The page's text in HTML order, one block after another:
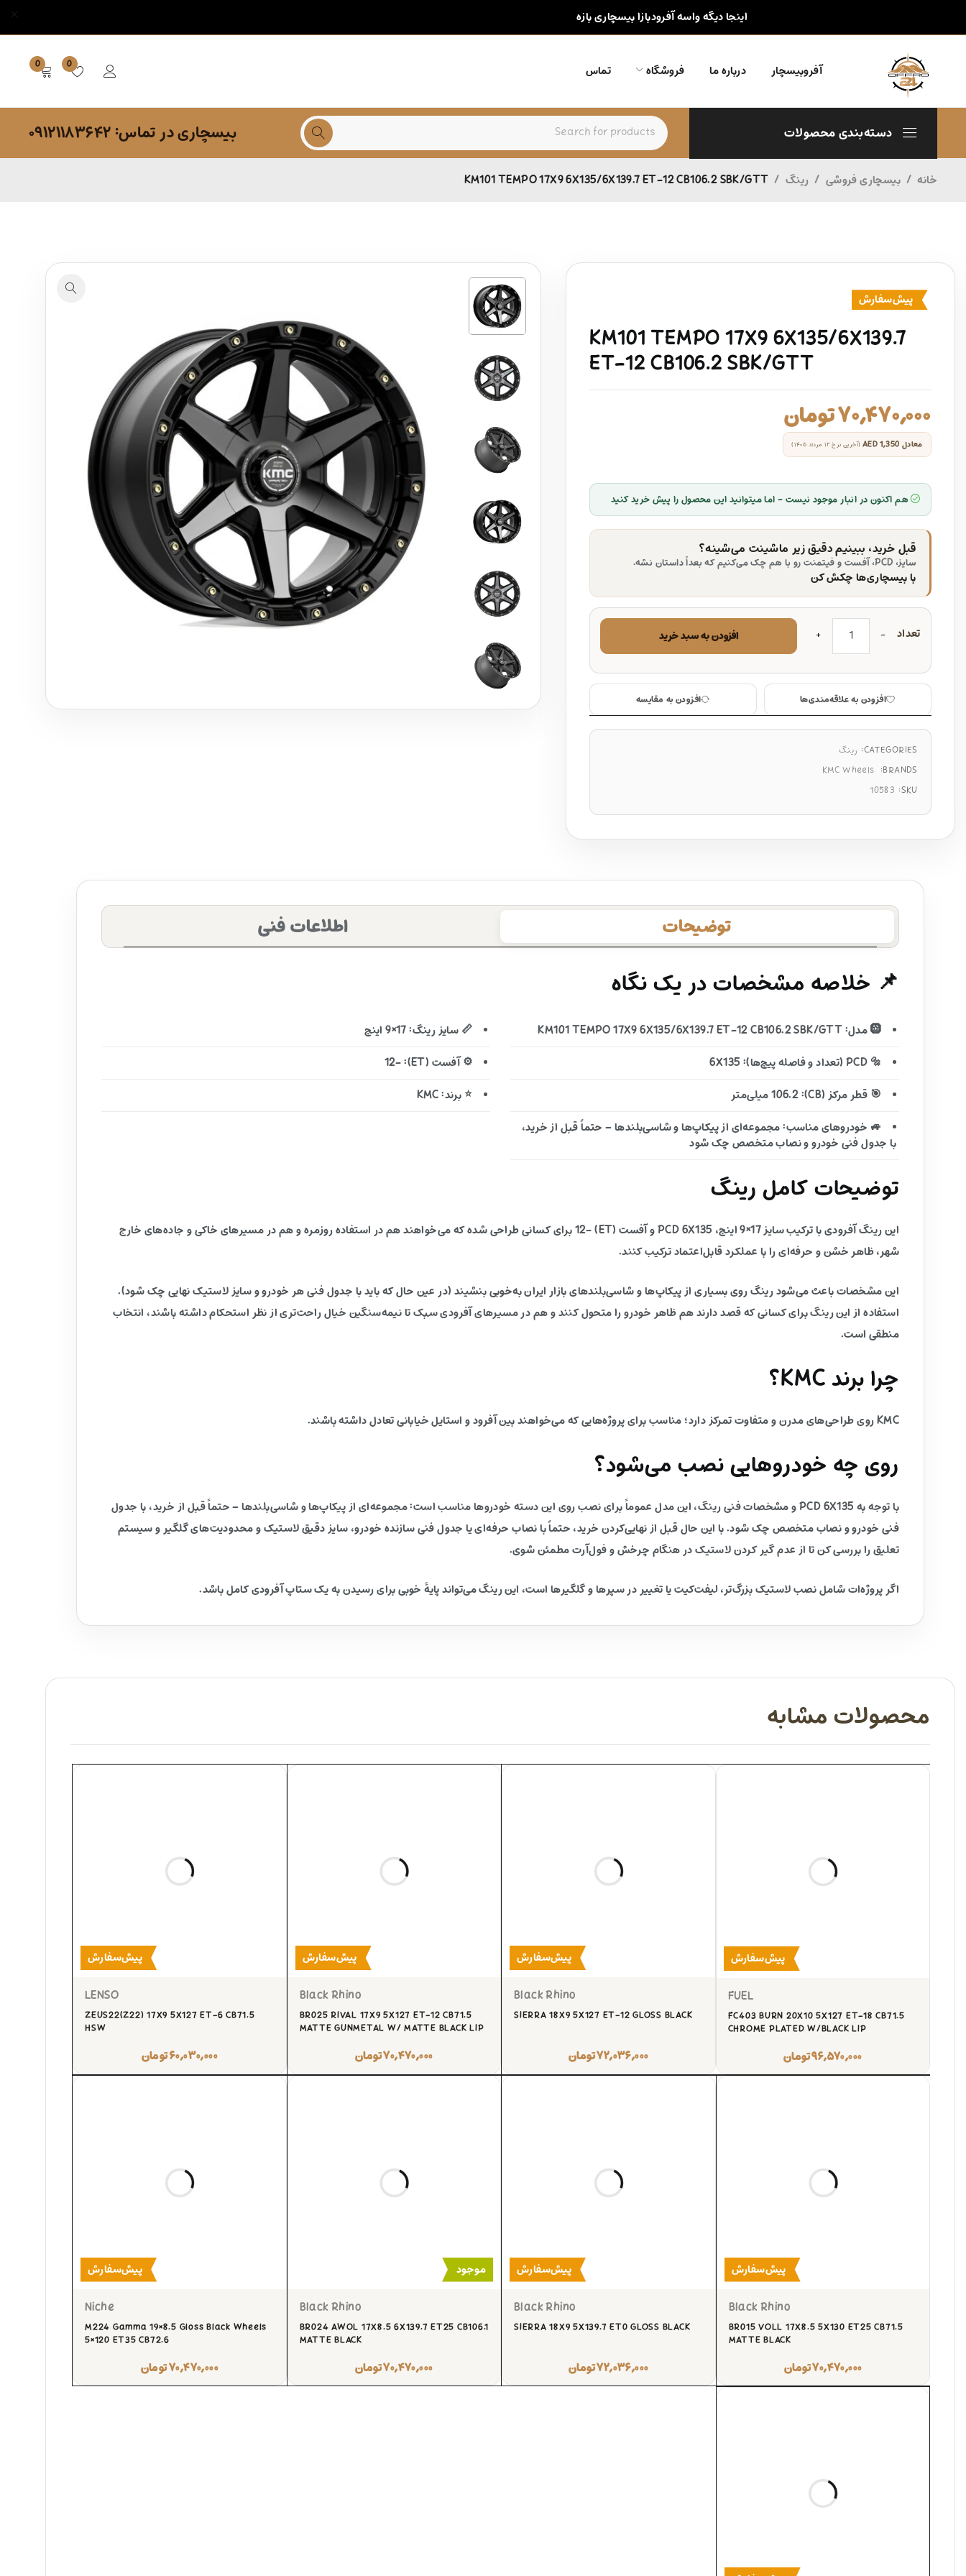
اینجا دیگه واسه آفرودبازا بیسچاری بازه
آفروبیسچار درباره ما فروشگاه تماس 0
0
دسته‌بندی محصولات بیسچاری در تماس: ۰۹۱۲۱۱۸۳۶۴۲
خانه / بیسچاری فروشی / رینگ /
KM101 TEMPO 17X9 6X135/6X139.7 ET-12 CB106.2 SBK/GTT
پیش‌سفارش
KM101 TEMPO 17X9 6X135/6X139.7
ET-12 CB106.2 SBK/GTT
۷۰,۴۷۰,۰۰۰تومان
معادل AED 1,350 (آخرین نرخ ۱۲ مرداد ۱۴۰۵)
هم اکنون در انبار موجود نیست - اما میتوانید این محصول را پیش خرید کنید
قبل خرید، ببینیم دقیق زیر ماشینت می‌شینه؟
سایز، PCD، آفست و فیتمنت رو با هم چک می‌کنیم که بعداً داستان نشه.
با بیسچاری‌ها چکش کن
تعداد افزودن به سبد خرید
افزودن به علاقه‌مندی‌ها افزودن به مقایسه
CATEGORIES: رینگ
BRANDS:
KMC Wheels
SKU:
10583
توضیحات اطلاعات فنی
📌 خلاصه مشخصات در یک نگاه
🛞 مدل: KM101 TEMPO 17X9 6X135/6X139.7 ET-12 CB106.2 SBK/GTT
📏 سایز رینگ: 17×9 اینچ
🔩 PCD (تعداد و فاصله پیچ‌ها): 6X135
⚙️ آفست (ET): -12
🎯 قطر مرکز (CB): 106.2 میلی‌متر
⭐ برند: KMC
🚙 خودروهای مناسب: مجموعه‌ای از پیکاپ‌ها و شاسی‌بلندها – حتماً قبل از خرید،
با جدول فنی خودرو و نصاب متخصص چک شود
توضیحات کامل رینگ
این رینگ آفرودی با ترکیب سایز 17×9 اینچ، PCD 6X135 و آفست (ET) -12 برای کسانی طراحی شده که می‌خواهند هم در استفاده روزمره و هم در مسیرهای خاکی و جاده‌های خارج
شهر، ظاهر خشن و حرفه‌ای را با عملکرد قابل‌اعتماد ترکیب کنند.
این مشخصات باعث می‌شود رینگ روی بسیاری از پیکاپ‌ها و شاسی‌بلندهای بازار ایران به‌خوبی بنشیند (در عین حال که باید با جدول فنی هر خودرو و سایز لاستیک نهایی چک شود).
استفاده از این رینگ برای کسانی که قصد دارند هم ظاهر خودرو را متحول کنند و هم در مسیرهای آفرودی سبک تا نیمه‌سنگین خیال راحت‌تری از نظر استحکام داشته باشند، انتخاب
منطقی است.
چرا برند KMC؟
KMC روی طراحی‌های مدرن و متفاوت تمرکز دارد؛ مناسب برای پروژه‌هایی که می‌خواهند بین آفرود و استایل خیابانی تعادل داشته باشند.
روی چه خودروهایی نصب می‌شود؟
با توجه به PCD 6X135 و مشخصات فنی رینگ، این مدل عموماً برای نصب روی این دسته خودروها مناسب است: مجموعه‌ای از پیکاپ‌ها و شاسی‌بلندها – حتماً قبل از خرید، با جدول
فنی خودرو و نصاب متخصص چک شود. با این حال قبل از نهایی‌کردن خرید، حتماً با نصاب حرفه‌ای یا جدول فنی سازنده خودرو، سایز دقیق لاستیک و محدودیت‌های گلگیر و سیستم
تعلیق را بررسی کن تا از عدم گیر کردن لاستیک در هنگام چرخش و فول‌آرت مطمئن شوی.
اگر پروژه‌ات شامل نصب لاستیک بزرگ‌تر، لیفت‌کیت یا تغییر در سپرها و گلگیرها است، این رینگ می‌تواند پایهٔ خوبی برای رسیدن به یک ستاپ آفرودی کامل باشد.
محصولات مشابه
پیش‌سفارش
FUEL
FC403 BURN 20X10 5X127 ET-18 CB71.5
CHROME PLATED W/BLACK LIP
۹۶,۵۷۰,۰۰۰تومان
پیش‌سفارش
Black Rhino
SIERRA 18X9 5X127 ET-12 GLOSS BLACK
۷۲,۰۳۶,۰۰۰تومان
پیش‌سفارش
Black Rhino
BR025 RIVAL 17X9 5X127 ET-12 CB71.5
MATTE GUNMETAL W/ MATTE BLACK LIP
۷۰,۴۷۰,۰۰۰تومان
پیش‌سفارش
LENSO
ZEUS22(Z22) 17X9 5X127 ET-6 CB71.5
HSW
۶۰,۰۳۰,۰۰۰تومان
پیش‌سفارش
Black Rhino
BR015 VOLL 17X8.5 5X130 ET25 CB71.5
MATTE BLACK
۷۰,۴۷۰,۰۰۰تومان
پیش‌سفارش
Black Rhino
SIERRA 18X9 5X139.7 ET0 GLOSS BLACK
۷۲,۰۳۶,۰۰۰تومان
موجود
Black Rhino
BR024 AWOL 17X8.5 6X139.7 ET25 CB106.1
MATTE BLACK
۷۰,۴۷۰,۰۰۰تومان
پیش‌سفارش
Niche
M224 Gamma 19×8.5 Gloss Black Wheels
5×120 ET35 CB72.6
۷۰,۴۷۰,۰۰۰تومان